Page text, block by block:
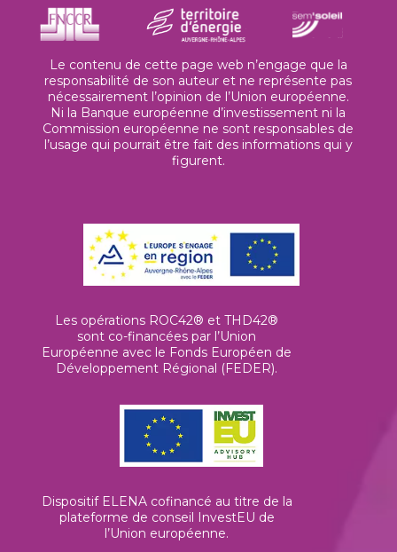
Le contenu de cette page web n’engage que la
responsabilité de son auteur et ne représente pas
nécessairement l’opinion de l’Union européenne.
Ni la Banque européenne d’investissement ni la
Commission européenne ne sont responsables de
l’usage qui pourrait être fait des informations qui y
figurent.
Les opérations ROC42® et THD42®
sont co-financées par l’Union
Européenne avec le Fonds Européen de
Développement Régional (FEDER).
Dispositif ELENA cofinancé au titre de la
plateforme de conseil InvestEU de
l’Union européenne.